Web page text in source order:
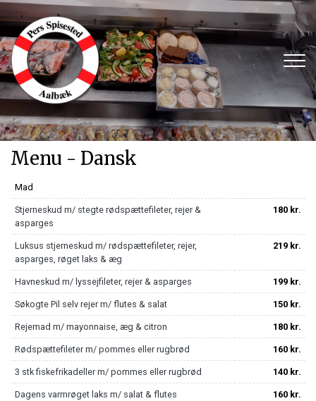
til
hovedindhold
Menu - Dansk
Mad
Stjerneskud m/ stegte rødspættefileter, rejer &
asparges
180 kr.
Luksus stjerneskud m/ rødspættefileter, rejer,
asparges, røget laks & æg
219 kr.
Havneskud m/ lyssejfileter, rejer & asparges 199 kr.
Søkogte Pil selv rejer m/ flutes & salat 150 kr.
Rejemad m/ mayonnaise, æg & citron 180 kr.
Rødspættefileter m/ pommes eller rugbrød 160 kr.
3 stk fiskefrikadeller m/ pommes eller rugbrød 140 kr.
Dagens varmrøget laks m/ salat & flutes 160 kr.